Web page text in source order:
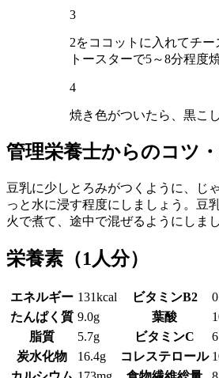
3
2をココットに入れてチ
トースターで5～8分程度焼
4
焼き色がついたら、黒こ
管理栄養士からのコツ
豆乳に少しとろみがつくように、じ
っと水に浸す程度にしましょう。豆
火で煮て、途中で混ぜるようにしまし
栄養素 （1人分）
エネルギー 131kcal ビタミンB2
たんぱく質 9.0g 葉酸
脂質
5.7g ビタミンC
炭水化物
16.4g コレステロール